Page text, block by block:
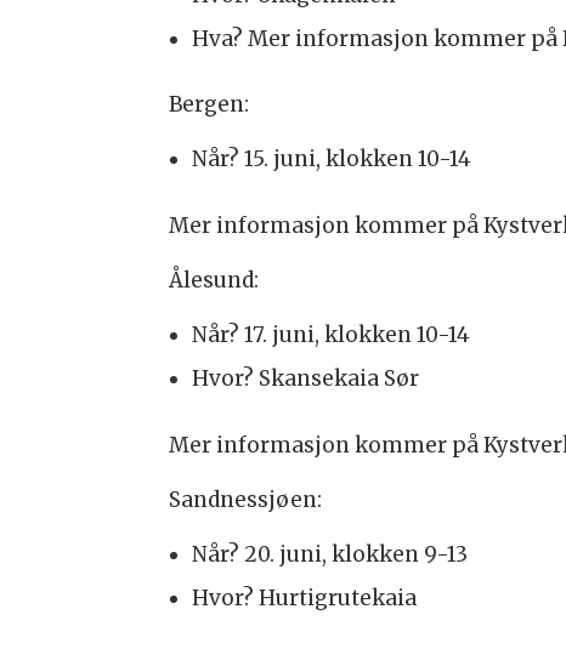
Hva? Mer informasjon kommer på
Bergen:
Når? 15. juni, klokken 10-14
Mer informasjon kommer på
Ålesund:
Når? 17. juni, klokken 10-14
Hvor? Skansekaia Sør
Mer informasjon kommer på
Sandnessjøen:
Når? 20. juni, klokken 9-13
Hvor? Hurtigrutekaia